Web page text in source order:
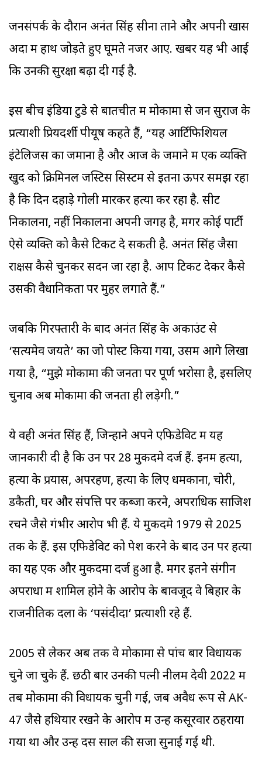
जनसंपर्क के दौरान अनंत सिंह सीना ताने और अपनी खास
अदा में हाथ जोड़ते हुए घूमते नजर आए. खबर यह भी आई
कि उनकी सुरक्षा बढ़ा दी गई है.
इस बीच इंडिया टुडे से बातचीत में मोकामा से जन सुराज के
प्रत्याशी प्रियदर्शी पीयूष कहते हैं, “यह आर्टिफिशियल
इंटेलिजेंस का जमाना है और आज के जमाने में एक व्यक्ति
खुद को क्रिमिनल जस्टिस सिस्टम से इतना ऊपर समझ रहा
है कि दिन दहाड़े गोली मारकर हत्या कर रहा है. सीट
निकालना, नहीं निकालना अपनी जगह है, मगर कोई पार्टी
ऐसे व्यक्ति को कैसे टिकट दे सकती है. अनंत सिंह जैसा
राक्षस कैसे चुनकर सदन जा रहा है. आप टिकट देकर कैसे
उसकी वैधानिकता पर मुहर लगाते हैं.”
जबकि गिरफ्तारी के बाद अनंत सिंह के अकाउंट से
‘सत्यमेव जयते’ का जो पोस्ट किया गया, उसमें आगे लिखा
गया है, “मुझे मोकामा की जनता पर पूर्ण भरोसा है, इसलिए
चुनाव अब मोकामा की जनता ही लड़ेगी.”
ये वही अनंत सिंह हैं, जिन्होंने अपने एफिडेविट में यह
जानकारी दी है कि उन पर 28 मुकदमे दर्ज हैं. इनमें हत्या,
हत्या के प्रयास, अपरहण, हत्या के लिए धमकाना, चोरी,
डकैती, घर और संपत्ति पर कब्जा करने, अपराधिक साजिश
रचने जैसे गंभीर आरोप भी हैं. ये मुकदमे 1979 से 2025
तक के हैं. इस एफिडेविट को पेश करने के बाद उन पर हत्या
का यह एक और मुकदमा दर्ज हुआ है. मगर इतने संगीन
अपराधों में शामिल होने के आरोप के बावजूद वे बिहार के
राजनीतिक दलों के ‘पसंदीदा’ प्रत्याशी रहे हैं.
2005 से लेकर अब तक वे मोकामा से पांच बार विधायक
चुने जा चुके हैं. छठी बार उनकी पत्नी नीलम देवी 2022 में
तब मोकामा की विधायक चुनी गई, जब अवैध रूप से AK-
47 जैसे हथियार रखने के आरोप में उन्हें कसूरवार ठहराया
गया था और उन्हें दस साल की सजा सुनाई गई थी.